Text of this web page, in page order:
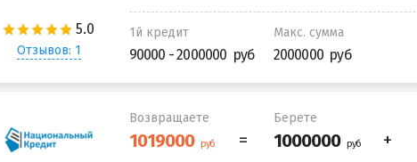
Отзывов: 1
1й кредит
90000 - 2000000
Макс. сумма
2000000
Возвращаете Берете